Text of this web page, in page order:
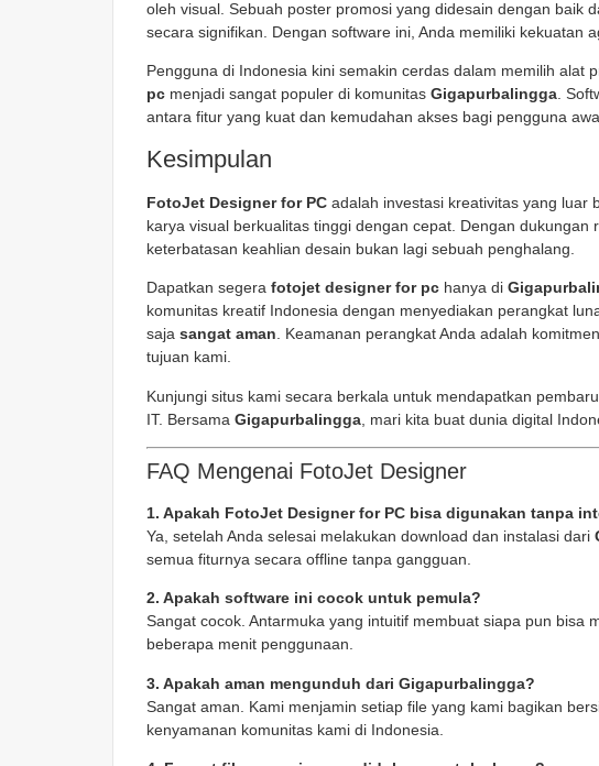
oleh visual. Sebuah poster promosi yang didesain dengan baik
secara signifikan. Dengan software ini, Anda memiliki kekuatan
Pengguna di Indonesia kini semakin cerdas dalam memilih alat
pc menjadi sangat populer di komunitas Gigapurbalingga.
antara fitur yang kuat dan kemudahan akses bagi pengguna
Kesimpulan
FotoJet Designer for PC adalah investasi kreativitas yang luar
karya visual berkualitas tinggi dengan cepat. Dengan dukungan
keterbatasan keahlian desain bukan lagi sebuah penghalang.
Dapatkan segera fotojet designer for pc hanya di
komunitas kreatif Indonesia dengan menyediakan perangkat
saja sangat aman . Keamanan perangkat Anda adalah
tujuan kami.
Kunjungi situs kami secara berkala untuk mendapatkan
IT. Bersama Gigapurbalingga , mari kita buat dunia digital
FAQ Mengenai FotoJet Designer
1. Apakah FotoJet Designer for PC bisa digunakan tanpa
Ya, setelah Anda selesai melakukan download dan instalasi dari
semua fiturnya secara offline tanpa gangguan.
2. Apakah software ini cocok untuk pemula?
Sangat cocok. Antarmuka yang intuitif membuat siapa pun bisa
beberapa menit penggunaan.
3. Apakah aman mengunduh dari Gigapurbalingga?
Sangat aman. Kami menjamin setiap file yang kami bagikan
kenyamanan komunitas kami di Indonesia.